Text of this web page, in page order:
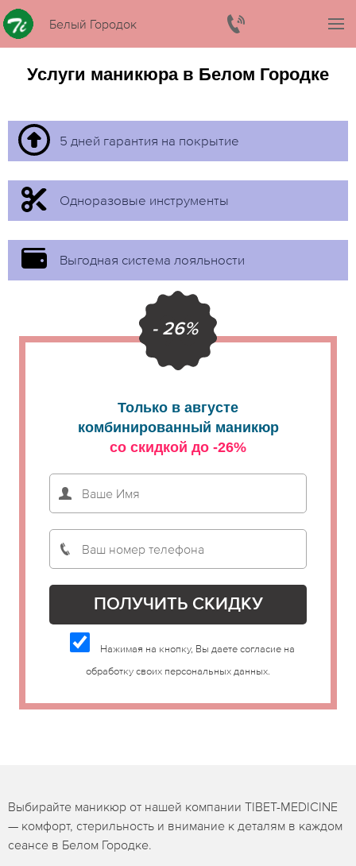
Белый Городок
Услуги маникюра в Белом Городке
5 дней гарантия на покрытие
Одноразовые инструменты
Выгодная система лояльности
- 26%
Только в августе
комбинированный маникюр
со скидкой до -26%
Нажимая на кнопку, Вы даете согласие на
обработку своих персональных данных.
Выбирайте маникюр от нашей компании TIBET-MEDICINE
— комфорт, стерильность и внимание к деталям в каждом
сеансе в Белом Городке.